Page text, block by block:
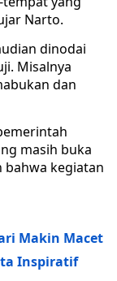
Narto.
dinodai
Misalnya
dan
masih buka
bahwa kegiatan
Makin Macet
Inspiratif